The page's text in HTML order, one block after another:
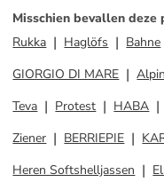
Misschien bevallen deze
Rukka
Haglöfs Bahne
GIORGIO DI MARE
Teva
Protest HABA
Ziener
BERRIEPIE
Heren Softshelljassen